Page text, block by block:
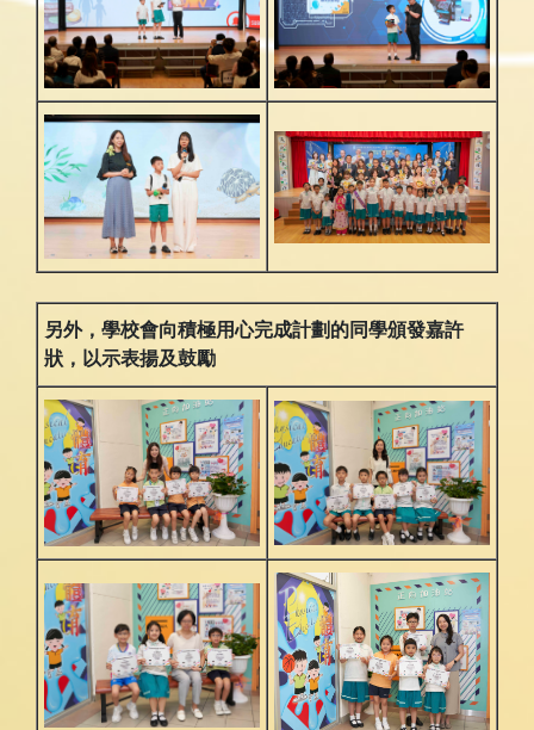
另外，學校會向積極用心完成計劃的同學頒發嘉許
狀，以示表揚及鼓勵